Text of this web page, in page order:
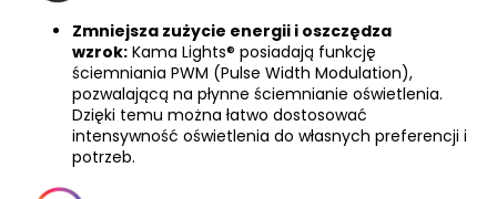
Zmniejsza zużycie energii i oszczędza
wzrok: Kama Lights® posiadają funkcję
ściemniania PWM (Pulse Width Modulation),
pozwalającą na płynne ściemnianie oświetlenia.
Dzięki temu można łatwo dostosować
intensywność oświetlenia do własnych preferencji i
potrzeb.